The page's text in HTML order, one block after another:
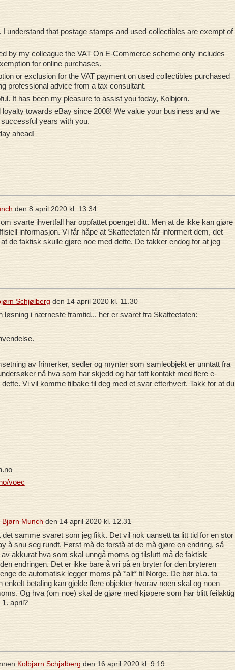
understand that postage stamps and used collectibles are exempt of
by my colleague the VAT On E-Commerce scheme only includes
for online purchases.
or exclusion for the VAT payment on used collectibles purchased
professional advice from a tax consultant.
It has been my pleasure to assist you today, Kolbjorn.
towards eBay since 2008! We value your business and we
years with you.
ahead!
den 8 april 2020 kl. 13.34
svarte ihvertfall har oppfattet poenget ditt. Men at de ikke kan gjøre
informasjon. Vi får håpe at Skatteetaten får informert dem, det
de faktisk skulle gjøre noe med dette. De takker endog for at jeg
Schjølberg den 14 april 2020 kl. 11.30
løsning i nærneste framtid... her er svaret fra Skatteetaten:
av frimerker, sedler og mynter som samleobjekt er unntatt fra
nå hva som har skjedd og har tatt kontakt med flere e-
Vi vil komme tilbake til deg med et svar etterhvert. Takk for at du
voec
Bjørn Munch den 14 april 2020 kl. 12.31
det samme svaret som jeg fikk. Det vil nok uansett ta litt tid for en stor
å snu seg rundt. Først må de forstå at de må gjøre en endring, så
av akkurat hva som skal unngå moms og tilslutt må de faktisk
endringen. Det er ikke bare å vri på en bryter for den bryteren
de automatisk legger moms på *alt* til Norge. De bør bl.a. ta
enkelt betaling kan gjelde flere objekter hvorav noen skal og noen
Og hva (om noe) skal de gjøre med kjøpere som har blitt feilaktig
april?
Kolbjørn Schjølberg den 16 april 2020 kl. 9.19